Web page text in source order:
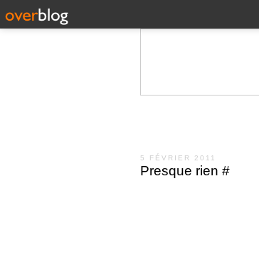
5 FÉVRIER 2011
Presque rien #